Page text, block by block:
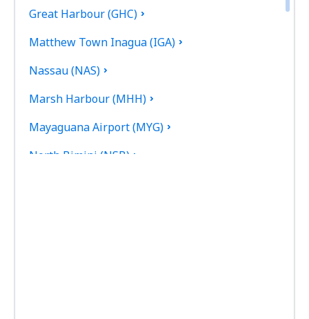
Great Harbour (GHC)
Matthew Town Inagua (IGA)
Nassau (NAS)
Marsh Harbour (MHH)
Mayaguana Airport (MYG)
North Bimini (NSB)